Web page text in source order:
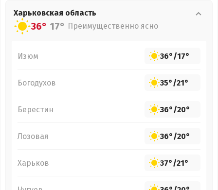
Харьковская область
36° 17° Преимущественно ясно
Изюм 36°/17°
Богодухов 35°/21°
Берестин 36°/20°
Лозовая 36°/20°
Харьков 37°/21°